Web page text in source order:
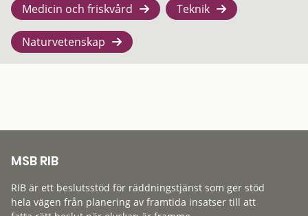
Medicin och friskvård Teknik
Naturvetenskap
MSB RIB
RIB är ett beslutsstöd för räddningstjänst som ger stöd
hela vägen från planering av framtida insatser till att